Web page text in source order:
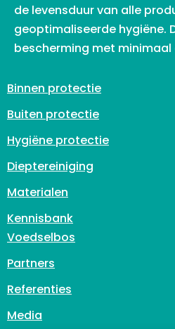
de levensduur van alle
geoptimaliseerde hygiëne.
bescherming met minimaal
Binnen protectie
Buiten protectie
Hygiëne protectie
Dieptereiniging
Materialen
Kennisbank
Voedselbos
Partners
Referenties
Media